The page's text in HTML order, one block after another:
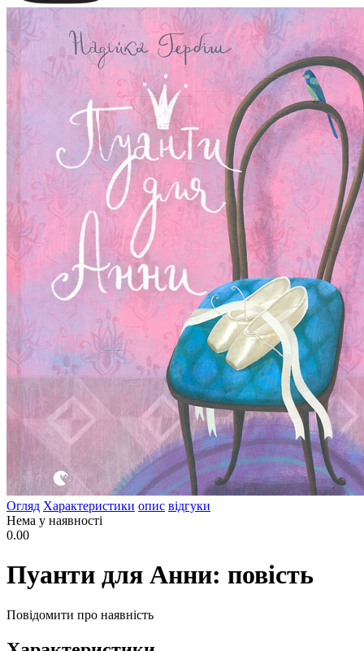
Огляд Характеристики опис відгуки
Нема у наявності
0.00
Пуанти для Анни: повість
Повідомити про наявність